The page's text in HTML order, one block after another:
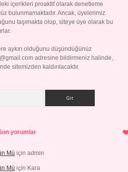
içerikleri proaktif olarak denetleme
bulunmamaktadır. Ancak, üyelerimiz
taşımakta olup, siteye üye olarak bu
aykırı olduğunu düşündüğünüz
adresine bildirmeniz halinde,
sitemizden kaldırılacaktır.
yorumlar
Mü için admin
Mü için Kara